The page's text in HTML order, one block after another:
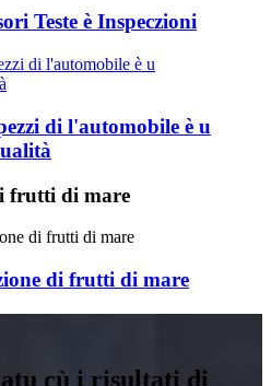
Teste è Inspeczioni
di l'automobile è u
frutti di mare
di frutti di mare
cù i risultati di